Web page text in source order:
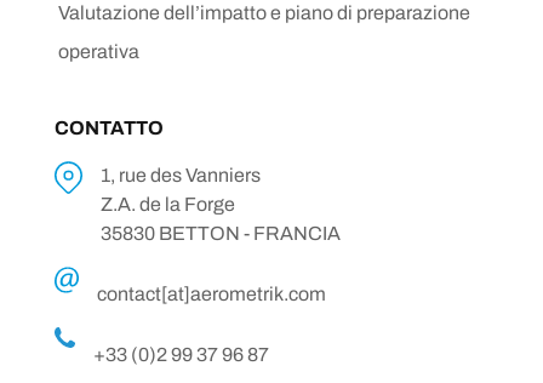
Valutazione dell’impatto e piano di preparazione
operativa
CONTATTO
1, rue des Vanniers
Z.A. de la Forge
35830 BETTON - FRANCIA
contact[at]aerometrik.com
+33 (0)2 99 37 96 87